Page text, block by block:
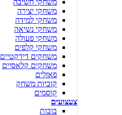
משחקי חשיבה
משחקי יצירה
משחקי למידה
משחקי נשיאה
משחקי פעולה
משחקי קלפים
משחקים דידקטיים
משחקים קלאסיים
פאזלים
קוביות משחק
קוסמים
צעצועים
בובות